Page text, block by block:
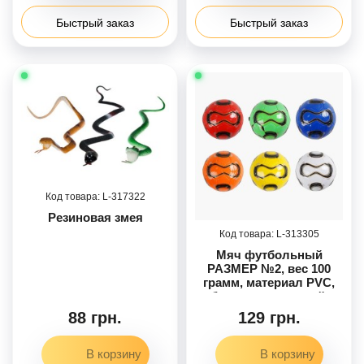
Быстрый заказ Быстрый заказ
317322
Резиновая змея
88 грн.
313305
Мяч футбольный
РАЗМЕР №2, вес 100
грамм, материал PVC,
баллон резиновый,
МИКС ВИДОВ /180/
129 грн.